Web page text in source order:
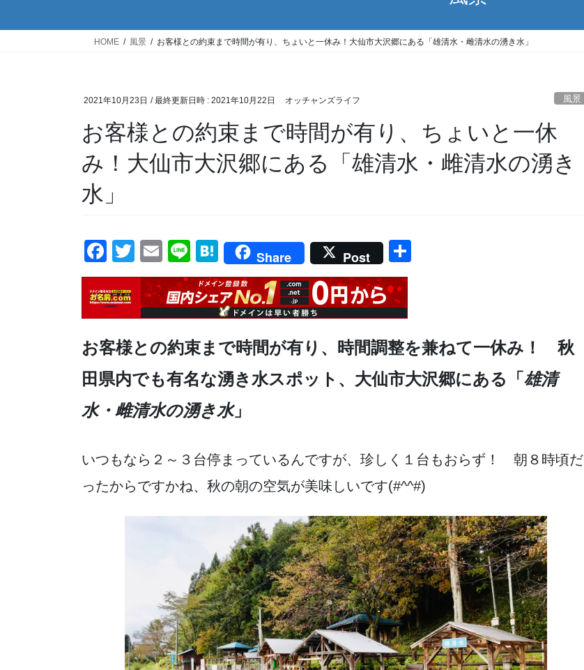
HOME 風景 お客様との約束まで時間が有り、ちょいと一休み！大仙市大沢郷にある「雄清水・雌清水の湧き水」
2021年10月23日 / 最終更新日時 : 2021年10月22日 オッチャンズライフ 風景
お客様との約束まで時間が有り、ちょいと一休
み！大仙市大沢郷にある「雄清水・雌清水の湧き
水」
F
a
c
e
b
o
o
k
T
wi
tt
er
E
m
ail
Li
n
e
H
at
e
n
a
Share Post
お客様との約束まで時間が有り、時間調整を兼ねて一休み！ 秋
田県内でも有名な湧き水スポット、大仙市大沢郷にある「 雄清
水・雌清水の湧き水」
いつもなら２～３台停まっているんですが、珍しく１台もおらず！ 朝８時頃だ
ったからですかね、秋の朝の空気が美味しいです(#^^#)